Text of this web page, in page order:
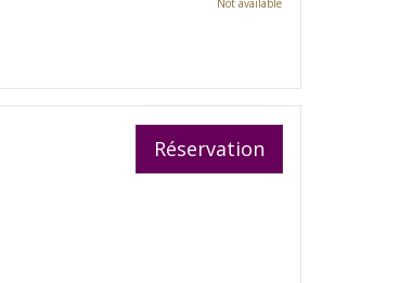
Réservation